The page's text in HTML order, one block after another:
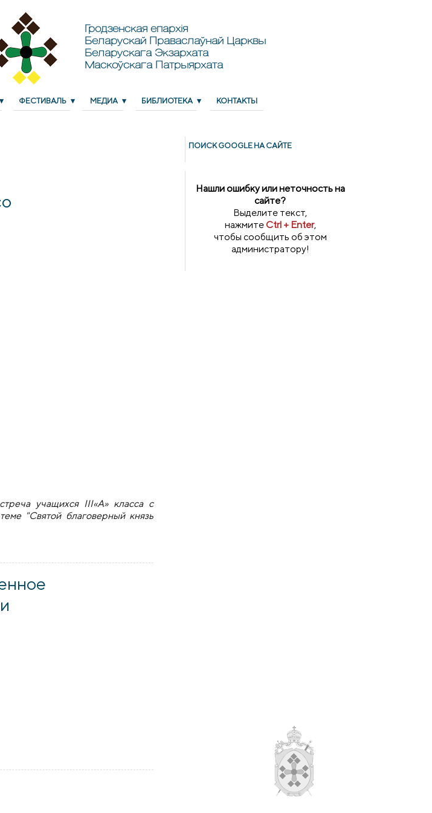
Гродзенская епархія
Беларускай Праваслаўнай Царквы
Беларускага Экзархата
Маскоўскага Патрыярхата
ФЕСТИВАЛЬ МЕДИА БИБЛИОТЕКА КОНТАКТЫ
учащихся III«A» класса с
"Святой благоверный князь
ПОИСК GOОGLE НА САЙТЕ
Нашли ошибку или неточность на
сайте?
Выделите текст,
нажмитеCtrl + Enter,
чтобы сообщить об этом
администратору!